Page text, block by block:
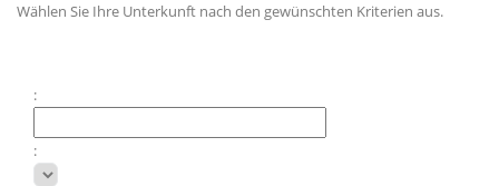
Wählen Sie Ihre Unterkunft nach den gewünschten Kriterien aus.
:
: